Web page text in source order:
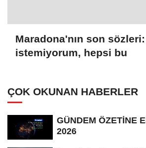
Maradona'nın son
istemiyorum, hepsi bu
ÇOK OKUNAN HABERLER
GÜNDEM ÖZETİNE
2026